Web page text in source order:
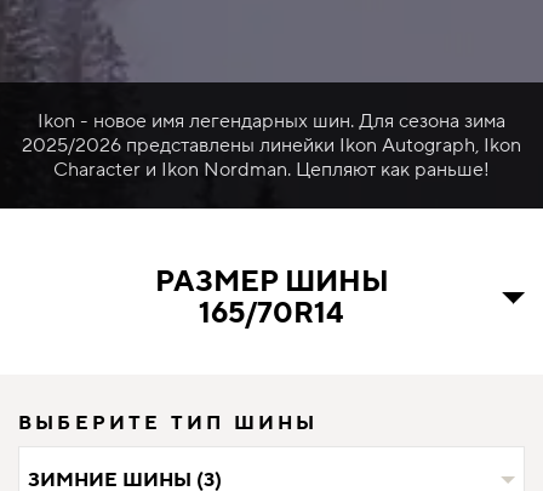
Ikon - новое имя легендарных шин. Для сезона зима
2025/2026 представлены линейки Ikon Autograph, Ikon
Character и Ikon Nordman. Цепляют как раньше!
РАЗМЕР ШИНЫ
165/70R14
ВЫБЕРИТЕ ТИП ШИНЫ
ЗИМНИЕ ШИНЫ (3)